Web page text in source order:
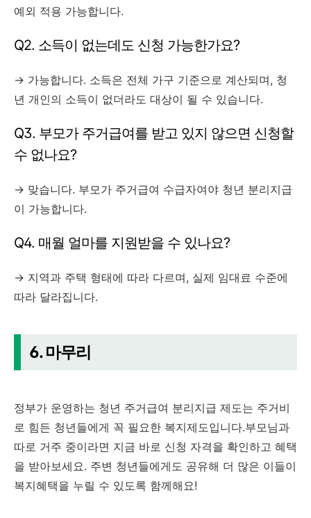
예외 적용 가능합니다.
Q2. 소득이 없는데도 신청 가능한가요?
→ 가능합니다. 소득은 전체 가구 기준으로 계산되며, 청
년 개인의 소득이 없더라도 대상이 될 수 있습니다.
Q3. 부모가 주거급여를 받고 있지 않으면 신청할
수 없나요?
→ 맞습니다. 부모가 주거급여 수급자여야 청년 분리지급
이 가능합니다.
Q4. 매월 얼마를 지원받을 수 있나요?
→ 지역과 주택 형태에 따라 다르며, 실제 임대료 수준에
따라 달라집니다.
6. 마무리
정부가 운영하는 청년 주거급여 분리지급 제도는 주거비
로 힘든 청년들에게 꼭 필요한 복지제도입니다.부모님과
따로 거주 중이라면 지금 바로 신청 자격을 확인하고 혜택
을 받아보세요. 주변 청년들에게도 공유해 더 많은 이들이
복지혜택을 누릴 수 있도록 함께해요!